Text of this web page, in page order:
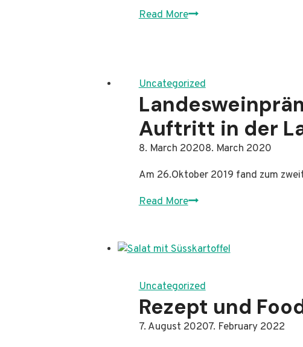
Read MoreWeinbau
Uncategorized
Auftritt in der
By Administrator
8. March 20208. March 2020
Am 26.Oktober 2019 fand zum
Read MoreLandesweinprämierung
–
erster
Auftritt
in
der
Uncategorized
Rezept und
ByAdministrator
7. August 20207. February 2022